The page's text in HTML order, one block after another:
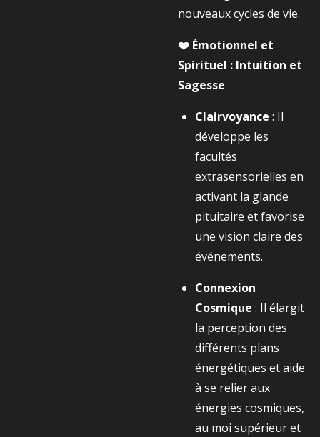
nouveaux cycles de vie.
❤️ Émotionnel et
Spirituel : Intuition et
Sagesse
Clairvoyance : Il
développe les
facultés
extrasensorielles en
activant la glande
pituitaire et favorise
une vision claire des
événements.
Connexion
Cosmique : Il élargit
la perception des
différents plans
énergétiques et aide
à se relier aux
énergies cosmiques,
au moi supérieur et